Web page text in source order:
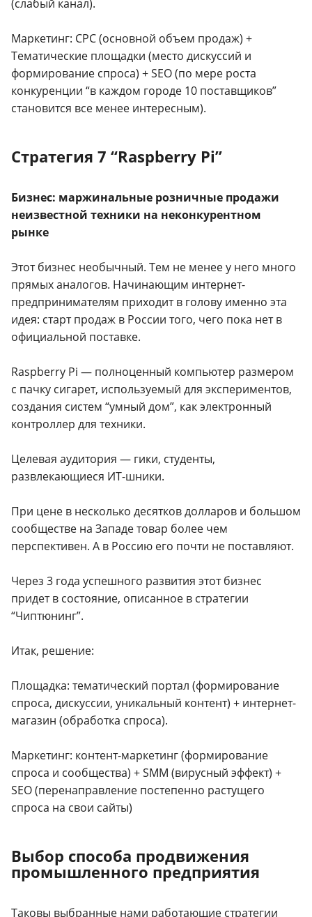
(слабый канал).
Маркетинг: CPC (основной объем продаж) +
Тематические площадки (место дискуссий и
формирование спроса) + SEO (по мере роста
конкуренции “в каждом городе 10 поставщиков”
становится все менее интересным).
Стратегия 7 “Raspberry Pi”
Бизнес: маржинальные розничные продажи
неизвестной техники на неконкурентном
рынке
Этот бизнес необычный. Тем не менее у него много
прямых аналогов. Начинающим интернет-
предпринимателям приходит в голову именно эта
идея: старт продаж в России того, чего пока нет в
официальной поставке.
Raspberry Pi — полноценный компьютер размером
с пачку сигарет, используемый для экспериментов,
создания систем “умный дом”, как электронный
контроллер для техники.
Целевая аудитория — гики, студенты,
развлекающиеся ИТ-шники.
При цене в несколько десятков долларов и большом
сообществе на Западе товар более чем
перспективен. А в Россию его почти не поставляют.
Через 3 года успешного развития этот бизнес
придет в состояние, описанное в стратегии
“Чиптюнинг”.
Итак, решение:
Площадка: тематический портал (формирование
спроса, дискуссии, уникальный контент) + интернет-
магазин (обработка спроса).
Маркетинг: контент-маркетинг (формирование
спроса и сообщества) + SMM (вирусный эффект) +
SEO (перенаправление постепенно растущего
спроса на свои сайты)
Выбор способа продвижения
промышленного предприятия
Таковы выбранные нами работающие стратегии